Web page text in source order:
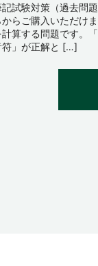
記試験対策（過去問
からご購入いただけ
計算する問題です。
符」が正解と […]